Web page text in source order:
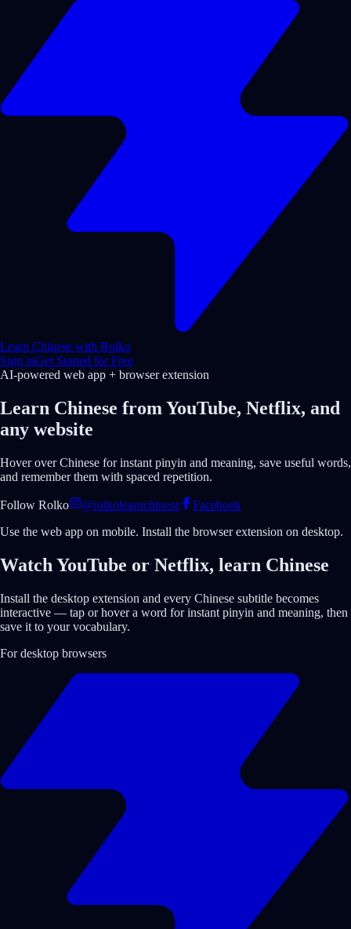
Learn Chinese with Rolko
Sign inGet Started for Free
AI-powered web app + browser extension
Learn Chinese from YouTube, Netflix, and
any website
Hover over Chinese for instant pinyin and meaning, save useful words,
and remember them with spaced repetition.
Follow Rolko @rolkolearnchinese
Facebook
Use the web app on mobile. Install the browser extension on desktop.
Watch YouTube or Netflix, learn Chinese
Install the desktop extension and every Chinese subtitle becomes
interactive — tap or hover a word for instant pinyin and meaning, then
save it to your vocabulary.
For desktop browsers